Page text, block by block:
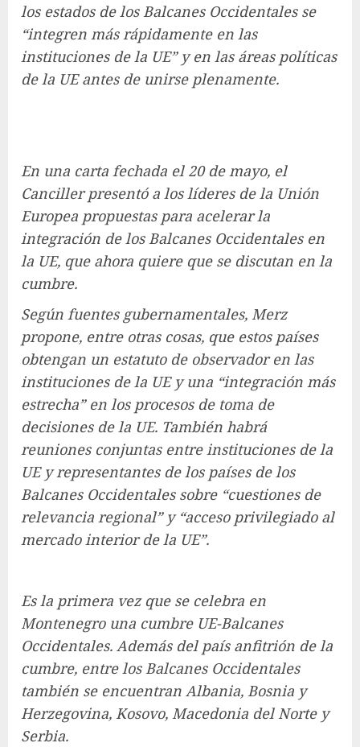
los estados de los Balcanes Occidentales se
“integren más rápidamente en las
instituciones de la UE” y en las áreas políticas
de la UE antes de unirse plenamente.
En una carta fechada el 20 de mayo, el
Canciller presentó a los líderes de la Unión
Europea propuestas para acelerar la
integración de los Balcanes Occidentales en
la UE, que ahora quiere que se discutan en la
cumbre.
Según fuentes gubernamentales, Merz
propone, entre otras cosas, que estos países
obtengan un estatuto de observador en las
instituciones de la UE y una “integración más
estrecha” en los procesos de toma de
decisiones de la UE. También habrá
reuniones conjuntas entre instituciones de la
UE y representantes de los países de los
Balcanes Occidentales sobre “cuestiones de
relevancia regional” y “acceso privilegiado al
mercado interior de la UE”.
Es la primera vez que se celebra en
Montenegro una cumbre UE-Balcanes
Occidentales. Además del país anfitrión de la
cumbre, entre los Balcanes Occidentales
también se encuentran Albania, Bosnia y
Herzegovina, Kosovo, Macedonia del Norte y
Serbia.